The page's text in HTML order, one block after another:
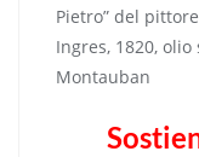
Pietro” del
Ingres, 1820,
Montauban